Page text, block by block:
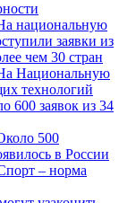
национальную
заявки из
чем 30 стран
Национальную
технологий
600 заявок из 34
500
в России
– норма